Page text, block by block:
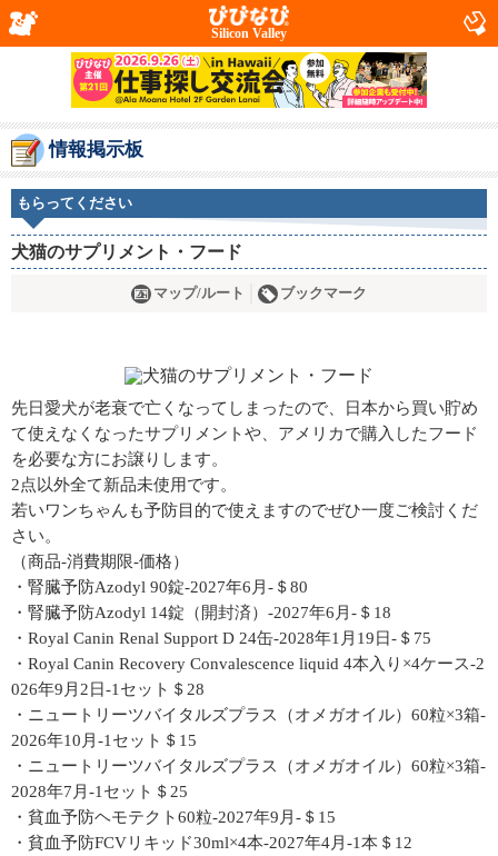
Silicon Valley
情報掲示板
もらってください
犬猫のサプリメント・フード
マップ/ルート ブックマーク
先日愛犬が老衰で亡くなってしまったので、日本から買い貯め
て使えなくなったサプリメントや、アメリカで購入したフード
を必要な方にお譲りします。
2点以外全て新品未使用です。
若いワンちゃんも予防目的で使えますのでぜひ一度ご検討くだ
さい。
（商品-消費期限-価格）
・腎臓予防Azodyl 90錠-2027年6月-＄80
・腎臓予防Azodyl 14錠（開封済）-2027年6月-＄18
・Royal Canin Renal Support D 24缶-2028年1月19日-＄75
・Royal Canin Recovery Convalescence liquid 4本入り×4ケース-2
026年9月2日-1セット＄28
・ニュートリーツバイタルズプラス（オメガオイル）60粒×3箱-
2026年10月-1セット＄15
・ニュートリーツバイタルズプラス（オメガオイル）60粒×3箱-
2028年7月-1セット＄25
・貧血予防ヘモテクト60粒-2027年9月-＄15
・貧血予防FCVリキッド30ml×4本-2027年4月-1本＄12